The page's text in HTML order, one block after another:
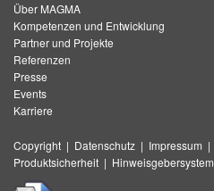
Über MAGMA
Kompetenzen und Entwicklung
Partner und Projekte
Referenzen
Presse
Events
Karriere
Copyright | Datenschutz | Impressum |
Produktsicherheit | Hinweisgebersystem